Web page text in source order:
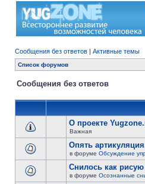
Сообщения без ответов | Активные темы
Список форумов
Сообщения без ответов
О проекте
Важная
Опять
в форуме Обсуждение
Снилось как рисую
в форуме Осознанные